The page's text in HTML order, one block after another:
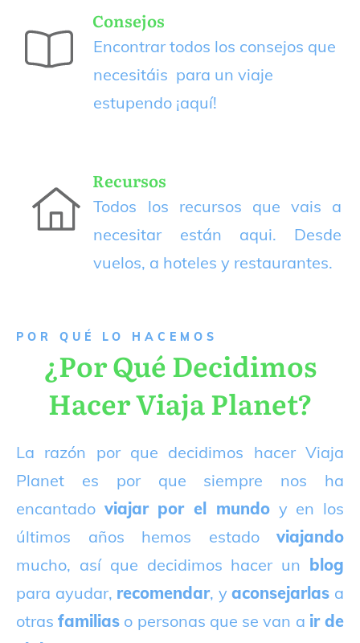
Consejos
Encontrar todos los consejos que
necesitáis para un viaje
estupendo ¡aquí!
Recursos
Todos los recursos que vais a
necesitar están aqui. Desde
vuelos, a hoteles y restaurantes.
P OR QUÉ LO HACEMOS
¿Por Qué Decidimos
Hacer Viaja Planet?
La razón por que decidimos hacer Viaja
Planet es por que siempre nos ha
encantado viajar por el mundoy en los
últimos años hemos estado viajando
mucho, así que decidimos hacer un blog
para ayudar, recomendar, yaconsejarlas a
otrasfamilias o personas que se van a ir de